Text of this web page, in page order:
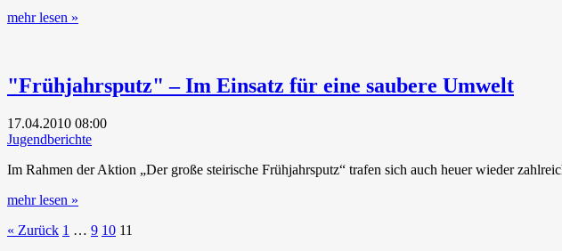
mehr lesen »
"Frühjahrsputz" – Im Einsatz für eine saubere Umwelt
17.04.2010 08:00
Jugendberichte
Im Rahmen der Aktion „Der große steirische Frühjahrsputz“ trafen sich auch heuer wieder
mehr lesen »
« Zurück 1 … 9 10 11